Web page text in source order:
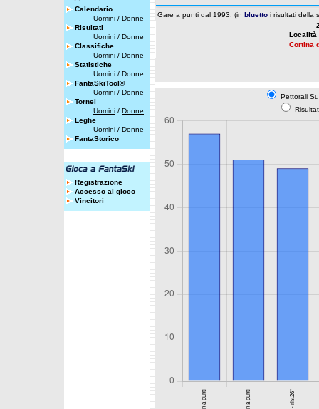
Calendario
Uomini / Donne
Risultati
Uomini / Donne
Classifiche
Uomini / Donne
Statistiche
Uomini / Donne
FantaSkiTool®
Uomini / Donne
Tornei
Uomini / Donne
Leghe
Uomini / Donne
FantaStorico
Registrazione
Accesso al gioco
Vincitori
Gare a punti dal 1993: (in bluetto i risultati della
Località
Cortina
Pettorali